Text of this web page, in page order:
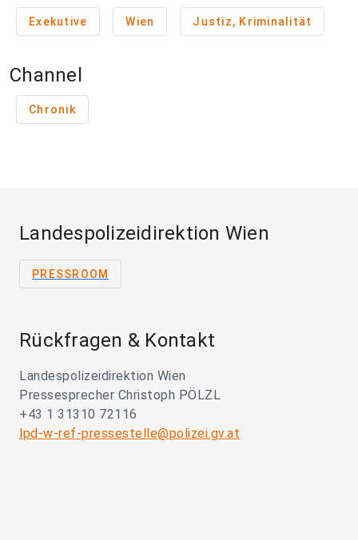
Exekutive Wien Justiz, Kriminalität
Channel
Chronik
Landespolizeidirektion Wien
PRESSROOM
Rückfragen & Kontakt
Landespolizeidirektion Wien
Pressesprecher Christoph PÖLZL
+43 1 31310 72116
lpd-w-ref-pressestelle@polizei.gv.at